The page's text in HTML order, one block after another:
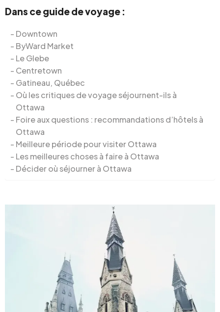
Dans ce guide de voyage :
Downtown
ByWard Market
Le Glebe
Centretown
Gatineau, Québec
Où les critiques de voyage séjournent-ils à
Ottawa
Foire aux questions : recommandations d’hôtels à
Ottawa
Meilleure période pour visiter Ottawa
Les meilleures choses à faire à Ottawa
Décider où séjourner à Ottawa